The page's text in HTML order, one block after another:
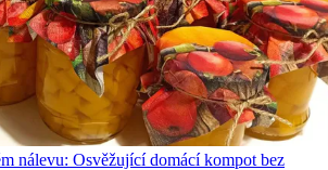
nálevu: Osvěžující domácí kompot bez